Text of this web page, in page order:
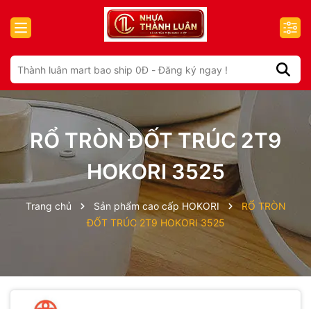
RỔ TRÒN ĐỐT TRÚC 2T9
HOKORI 3525
Trang chủ Sản phẩm cao cấp HOKORI
RỔ TRÒN
ĐỐT TRÚC 2T9 HOKORI 3525